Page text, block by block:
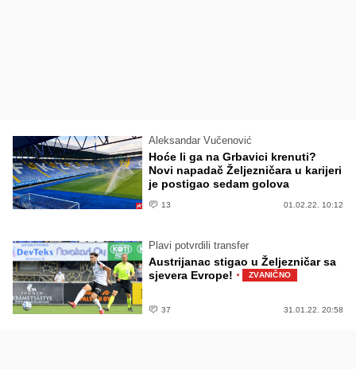
Aleksandar Vučenović
Hoće li ga na Grbavici krenuti?
Novi napadač Željezničara u karijeri
je postigao sedam golova
13 01.02.22. 10:12
Plavi potvrdili transfer
Austrijanac stigao u Željezničar sa
sjevera Evrope! · ZVANIČNO
37 31.01.22. 20:58